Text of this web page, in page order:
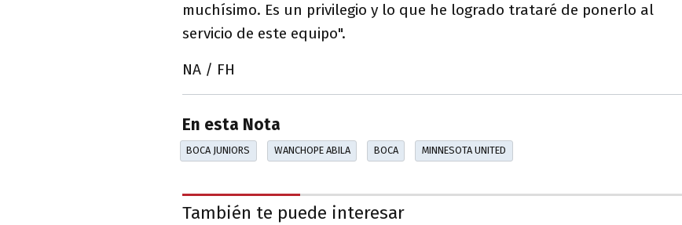
muchísimo. Es un privilegio y lo que he logrado trataré de ponerlo al
servicio de este equipo".
NA / FH
En esta Nota
BOCA JUNIORS WANCHOPE ABILA BOCA MINNESOTA UNITED
También te puede interesar